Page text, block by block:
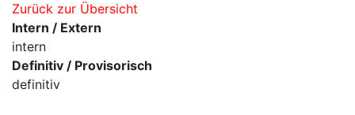
Zurück zur Übersicht
Intern / Extern
intern
Definitiv / Provisorisch
definitiv